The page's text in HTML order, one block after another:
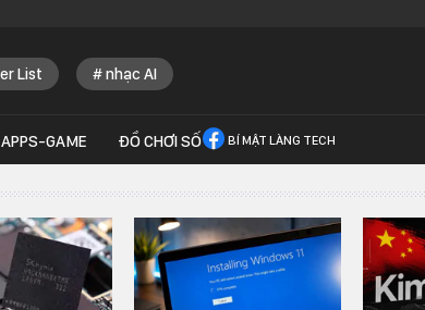
List nhạc AI
APPS-GAME ĐỒ CHƠI SỐ BÍ MẬT LÀNG TECH